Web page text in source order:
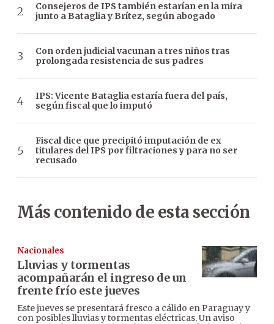
Consejeros de IPS también estarían en la mira
junto a Bataglia y Brítez, según abogado
Con orden judicial vacunan a tres niños tras
prolongada resistencia de sus padres
IPS: Vicente Bataglia estaría fuera del país,
según fiscal que lo imputó
Fiscal dice que precipitó imputación de ex
titulares del IPS por filtraciones y para no ser
recusado
Más contenido de esta sección
Nacionales
Lluvias y tormentas
acompañarán el ingreso de un
frente frío este jueves
Este jueves se presentará fresco a cálido en Paraguay y
con posibles lluvias y tormentas eléctricas. Un aviso